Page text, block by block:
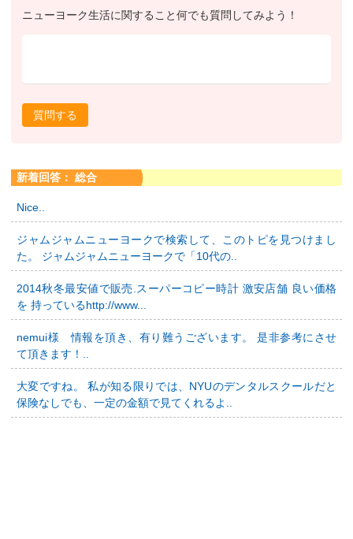
ニューヨーク生活に関すること何でも質問してみよう！
質問する
新着回答： 総合
Nice..
ジャムジャムニューヨークで検索して、このトピを見つけまし
た。 ジャムジャムニューヨークで「10代の..
2014秋冬最安値で販売.スーパーコピー時計 激安店舗 良い価格
を 持っているhttp://www...
nemui様 情報を頂き、有り難うございます。 是非参考にさせ
て頂きます！..
大変ですね。 私が知る限りでは、NYUのデンタルスクールだと
保険なしでも、一定の金額で見てくれるよ..